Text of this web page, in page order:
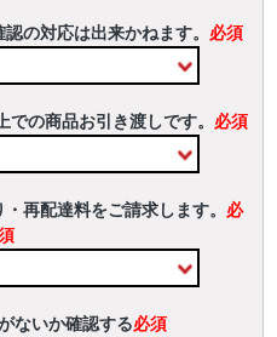
の対応は出来かねます。 必須
の商品お引き渡しです。 必須
再配達料をご請求します。 必
ないか確認する必須